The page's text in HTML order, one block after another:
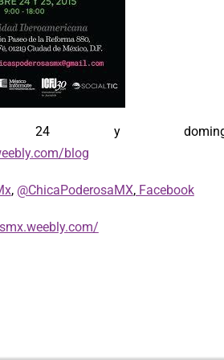
24 y
blog
, @ChicaPoderosaMX,Facebook